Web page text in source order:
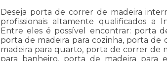
Deseja porta de correr de madeira
profissionais altamente qualificados a
Entre eles é possível encontrar: porta
porta de madeira para cozinha, porta
madeira para quarto, porta de correr de
para banheiro, porta de madeira para